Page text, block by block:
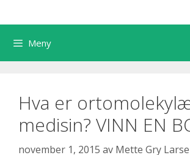
Meny
Hva er
medisin? VINN EN
november 1, 2015 av Mette Gry